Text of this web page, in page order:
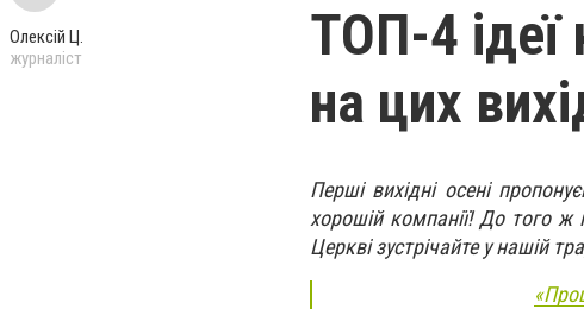
Олексій Ц.
журналіст
ТОП-4 ідеї
на цих
Перші вихідні осені
хорошій компанії! До того ж
Церкві зустрічайте у нашій